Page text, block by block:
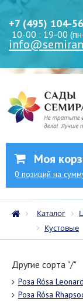
+7 (495) 104-
10-00 : 19-00
Моя
0 позиций на
Каталог
Кустовые
Другие сорта "/"
Роза Rósa
Роза Rósa